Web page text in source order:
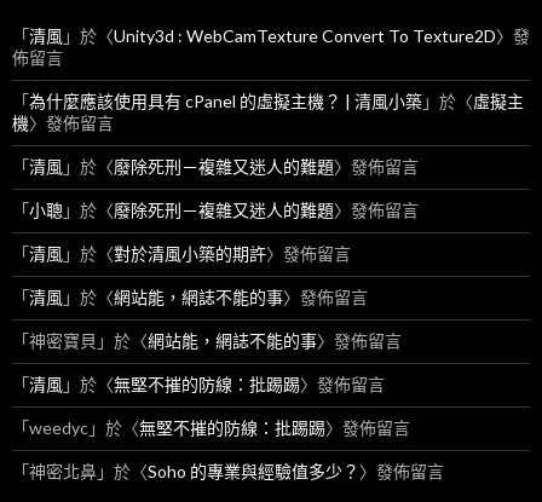
「清風」於〈Unity3d : WebCamTexture Convert To Texture2D〉發
佈留言
「為什麼應該使用具有 cPanel 的虛擬主機？ | 清風小築」於〈虛擬主
機〉發佈留言
「清風」於〈廢除死刑－複雜又迷人的難題〉發佈留言
「小聰 」於〈廢除死刑－複雜又迷人的難題〉發佈留言
「清風」於〈對於清風小築的期許〉發佈留言
「清風」於〈網站能，網誌不能的事〉發佈留言
「神密寶貝 」於〈網站能，網誌不能的事〉發佈留言
「清風」於〈無堅不摧的防線：批踢踢〉發佈留言
「weedyc」於〈無堅不摧的防線：批踢踢〉發佈留言
「神密北鼻」於〈Soho 的專業與經驗值多少？ 〉發佈留言